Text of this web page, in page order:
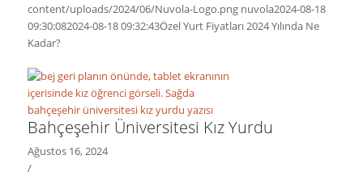
content/uploads/2024/06/Nuvola-Logo.png nuvola2024-08-18
09:30:082024-08-18 09:32:43Özel Yurt Fiyatları 2024 Yılında Ne
Kadar?
Bahçeşehir Üniversitesi Kız Yurdu
Ağustos 16, 2024
/